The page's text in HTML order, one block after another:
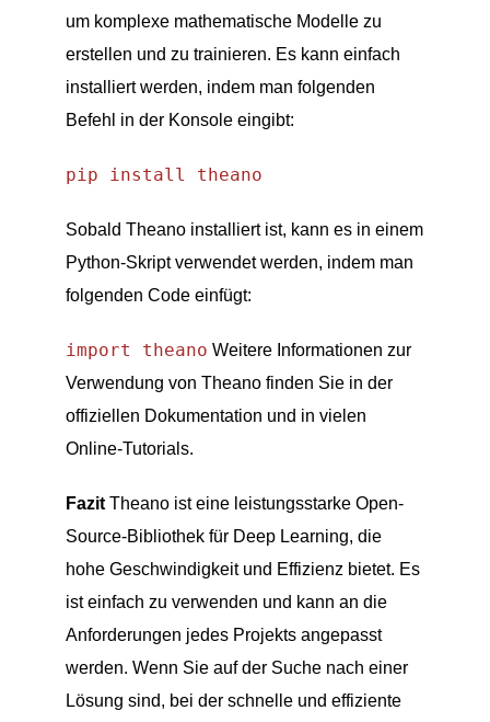
um komplexe mathematische Modelle zu
erstellen und zu trainieren. Es kann einfach
installiert werden, indem man folgenden
Befehl in der Konsole eingibt:
pip install theano
Sobald Theano installiert ist, kann es in einem
Python-Skript verwendet werden, indem man
folgenden Code einfügt:
import theano Weitere Informationen zur
Verwendung von Theano finden Sie in der
offiziellen Dokumentation und in vielen
Online-Tutorials.
FazitTheano ist eine leistungsstarke Open-
Source-Bibliothek für Deep Learning, die
hohe Geschwindigkeit und Effizienz bietet. Es
ist einfach zu verwenden und kann an die
Anforderungen jedes Projekts angepasst
werden. Wenn Sie auf der Suche nach einer
Lösung sind, bei der schnelle und effiziente